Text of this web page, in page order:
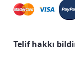
Telif hakkı